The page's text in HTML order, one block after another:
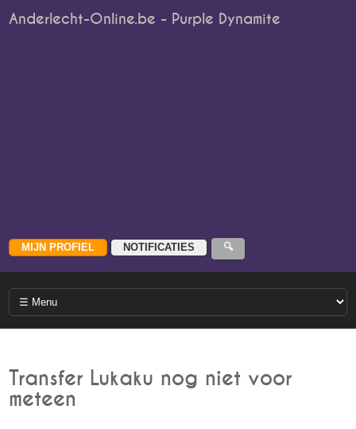
Anderlecht-Online.be - Purple Dynamite
Transfer Lukaku nog niet voor
meteen